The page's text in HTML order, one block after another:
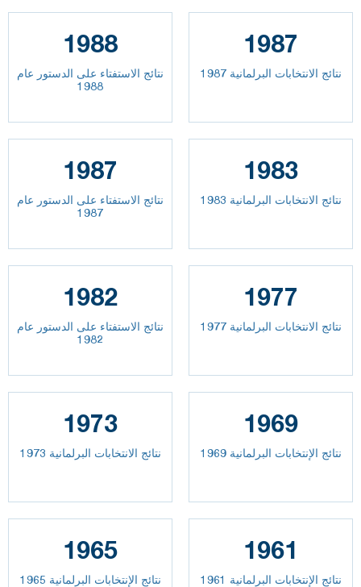
1988
نتائج الاستفتاء على الدستور عام
1988
1987
نتائج الانتخابات البرلمانية 1987
1987
نتائج الاستفتاء على الدستور عام
1987
1983
نتائج الانتخابات البرلمانية 1983
1982
نتائج الاستفتاء على الدستور عام
1982
1977
نتائج الانتخابات البرلمانية 1977
1973
نتائج الانتخابات البرلمانية 1973
1969
نتائج الإنتخابات البرلمانية 1969
1965
نتائج الإنتخابات البرلمانية 1965
1961
نتائج الإنتخابات البرلمانية 1961